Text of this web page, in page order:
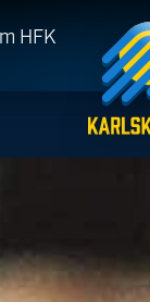
HFK